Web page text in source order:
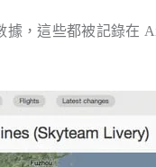
，這些都被記錄在